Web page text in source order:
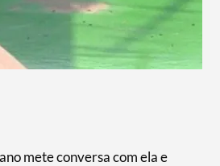
mete conversa com ela e